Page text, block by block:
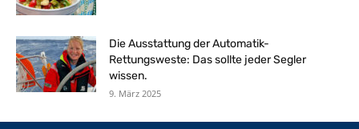
Die Ausstattung der Automatik-
Rettungsweste: Das sollte jeder Segler
wissen.
9. März 2025